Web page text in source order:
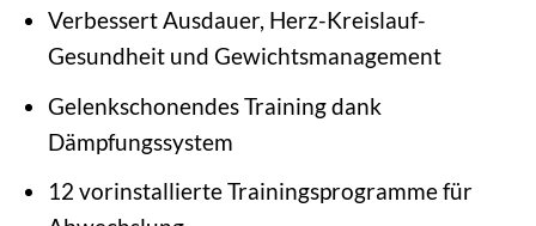
Verbessert Ausdauer, Herz-Kreislauf-
Gesundheit und Gewichtsmanagement
Gelenkschonendes Training dank
Dämpfungssystem
12 vorinstallierte Trainingsprogramme für